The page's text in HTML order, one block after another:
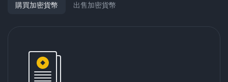
購買加密貨幣 出售加密貨幣